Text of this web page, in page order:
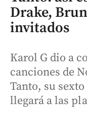
Drake,
invitados
Karol G dio a
canciones de
Tanto, su
llegará a las